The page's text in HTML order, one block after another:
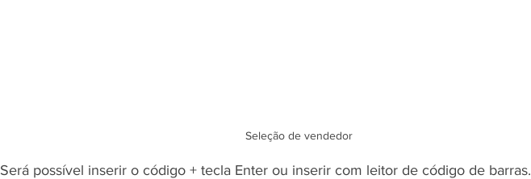
Seleção de vendedor
Será possível inserir o código + tecla Enter ou inserir com leitor de código de barras.